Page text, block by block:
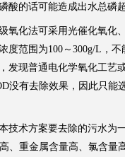
酸的话可能造成出水总磷超
化法可采用光催化氧化、
度范围为100～300g/L，不
发现普通电化学氧化工艺
没有去除效果，因此只能
术方案要去除的污水为
、重金属含量高、氯含量